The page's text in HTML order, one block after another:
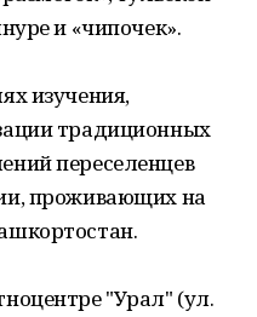
и «чипочек».
изучения,
традиционных
переселенцев
проживающих на
"Урал" (ул.